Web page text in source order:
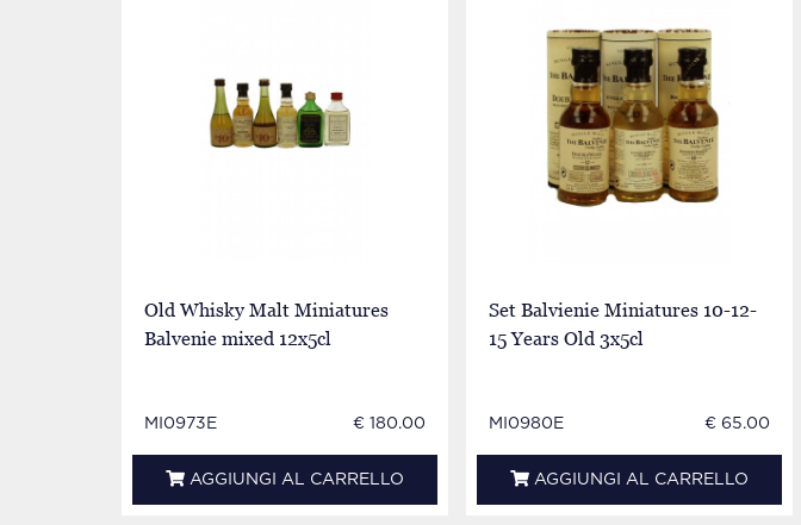
Old Whisky Malt Miniatures
Balvenie mixed 12x5cl
MI0973E € 180.00
AGGIUNGI AL CARRELLO
Set Balvienie Miniatures 10-12-
15 Years Old 3x5cl
MI0980E € 65.00
AGGIUNGI AL CARRELLO